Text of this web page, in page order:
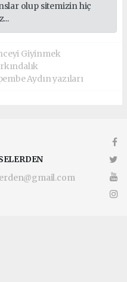
olup sitemizin hiç
Giyinmek
Aydın yazıları